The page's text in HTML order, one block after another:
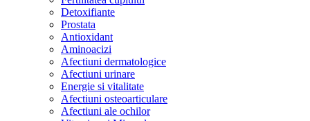
Detoxifiante
Prostata
Antioxidant
Aminoacizi
Afectiuni dermatologice
Afectiuni urinare
Energie si vitalitate
Afectiuni osteoarticulare
Afectiuni ale ochilor